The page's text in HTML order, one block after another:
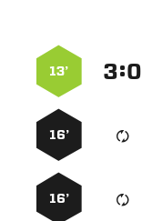
:
13’
16’
16’